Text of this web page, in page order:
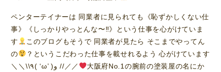
ペンターテイナーは 同業者に見られても《恥ずかしくない仕
事》《しっかりやっとんな〜‼︎》という仕事を心がけていま
す
このブログもそうで 同業者が見たら そこまでやってん
の
？というこだわった仕事を載せれるよう 心がけています
＼＼\\٩( ‘ω’ )و //／／
大阪府No.1の腕前の塗装屋の名にか